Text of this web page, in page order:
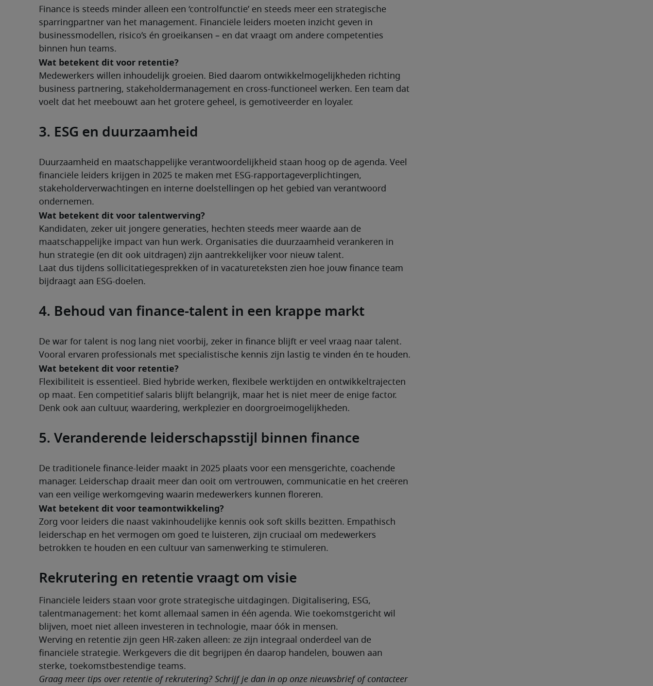
Finance is steeds minder alleen een ‘controlfunctie’ en steeds meer een strategische
sparringpartner van het management. Financiële leiders moeten inzicht geven in
businessmodellen, risico’s én groeikansen – en dat vraagt om andere competenties
binnen hun teams.
Wat betekent dit voor retentie?
Medewerkers willen inhoudelijk groeien. Bied daarom ontwikkelmogelijkheden richting
business partnering, stakeholdermanagement en cross-functioneel werken. Een team dat
voelt dat het meebouwt aan het grotere geheel, is gemotiveerder en loyaler.
3. ESG en duurzaamheid
Duurzaamheid en maatschappelijke verantwoordelijkheid staan hoog op de agenda. Veel
financiële leiders krijgen in 2025 te maken met ESG-rapportageverplichtingen,
stakeholderverwachtingen en interne doelstellingen op het gebied van verantwoord
ondernemen.
Wat betekent dit voor talentwerving?
Kandidaten, zeker uit jongere generaties, hechten steeds meer waarde aan de
maatschappelijke impact van hun werk. Organisaties die duurzaamheid verankeren in
hun strategie (en dit ook uitdragen) zijn aantrekkelijker voor nieuw talent.
Laat dus tijdens sollicitatiegesprekken of in vacatureteksten zien hoe jouw finance team
bijdraagt aan ESG-doelen.
4. Behoud van finance-talent in een krappe markt
De war for talent is nog lang niet voorbij, zeker in finance blijft er veel vraag naar talent.
Vooral ervaren professionals met specialistische kennis zijn lastig te vinden én te houden.
Wat betekent dit voor retentie?
Flexibiliteit is essentieel. Bied hybride werken, flexibele werktijden en ontwikkeltrajecten
op maat. Een competitief salaris blijft belangrijk, maar het is niet meer de enige factor.
Denk ook aan cultuur, waardering, werkplezier en doorgroeimogelijkheden.
5. Veranderende leiderschapsstijl binnen finance
De traditionele finance-leider maakt in 2025 plaats voor een mensgerichte, coachende
manager. Leiderschap draait meer dan ooit om vertrouwen, communicatie en het creëren
van een veilige werkomgeving waarin medewerkers kunnen floreren.
Wat betekent dit voor teamontwikkeling?
Zorg voor leiders die naast vakinhoudelijke kennis ook soft skills bezitten. Empathisch
leiderschap en het vermogen om goed te luisteren, zijn cruciaal om medewerkers
betrokken te houden en een cultuur van samenwerking te stimuleren.
Rekrutering en retentie vraagt om visie
Financiële leiders staan voor grote strategische uitdagingen. Digitalisering, ESG,
talentmanagement: het komt allemaal samen in één agenda. Wie toekomstgericht wil
blijven, moet niet alleen investeren in technologie, maar óók in mensen.
Werving en retentie zijn geen HR-zaken alleen: ze zijn integraal onderdeel van de
financiële strategie. Werkgevers die dit begrijpen én daarop handelen, bouwen aan
sterke, toekomstbestendige teams.
Graag meer tips over retentie of rekrutering? Schrijf je dan in op onze nieuwsbrief of contacteer